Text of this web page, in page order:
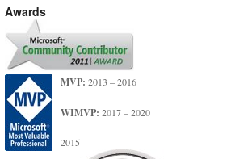
Awards
MVP: 2013 – 2016
WIMVP: 2017 – 2020
2015